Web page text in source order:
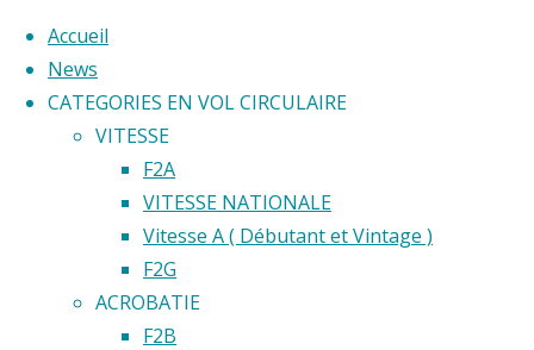
Accueil
News
CATEGORIES EN VOL CIRCULAIRE
VITESSE
F2A
VITESSE NATIONALE
Vitesse A ( Débutant et Vintage )
F2G
ACROBATIE
F2B
de Paris
©2020 Vol circulaire commandé